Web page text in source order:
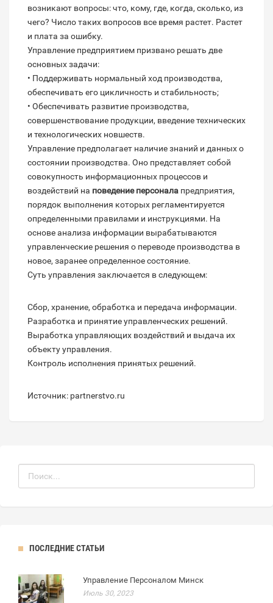
возникают вопросы: что, кому, где, когда, сколько, из
чего? Число таких вопросов все время растет. Растет
и плата за ошибку.
Управление предприятием призвано решать две
основных задачи:
• Поддерживать нормальный ход производства,
обеспечивать его цикличность и стабильность;
• Обеспечивать развитие производства,
совершенствование продукции, введение технических
и технологических новшеств.
Управление предполагает наличие знаний и данных о
состоянии производства. Оно представляет собой
совокупность информационных процессов и
воздействий на поведение персонала предприятия,
порядок выполнения которых регламентируется
определенными правилами и инструкциями. На
основе анализа информации вырабатываются
управленческие решения о переводе производства в
новое, заранее определенное состояние.
Суть управления заключается в следующем:
Сбор, хранение, обработка и передача информации.
Разработка и принятие управленческих решений.
Выработка управляющих воздействий и выдача их
объекту управления.
Контроль исполнения принятых решений.
Источник: partnerstvo.ru
ПОСЛЕДНИЕ СТАТЬИ
Управление Персоналом Минск
Июль 30, 2023